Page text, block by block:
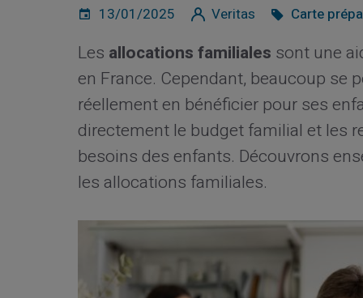
13/01/2025 Veritas Carte
Les allocations familiales sont une
en France. Cependant, beaucoup se
réellement en bénéficier pour ses
directement le budget familial et les
besoins des enfants. Découvrons
les allocations familiales.